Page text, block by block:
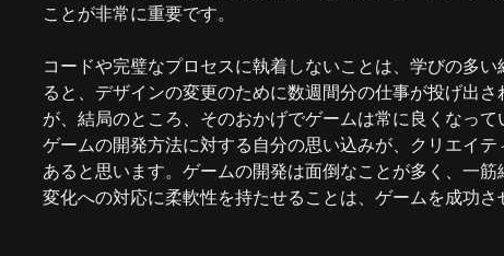
ことが非常に重要です。
コードや完璧なプロセスに執着しないことは、学びの多
ると、デザインの変更のために数週間分の仕事が投げ出
が、結局のところ、そのおかげでゲームは常に良くなって
ゲームの開発方法に対する自分の思い込みが、クリエイ
あると思います。ゲームの開発は面倒なことが多く、一
変化への対応に柔軟性を持たせることは、ゲームを成功さ